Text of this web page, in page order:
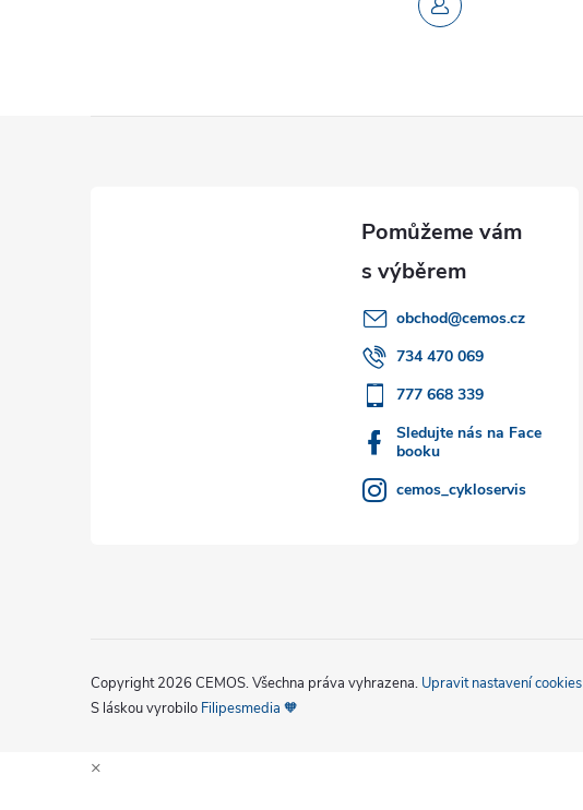
obchod@cemos.cz
734 470 069
777 668 339
Sledujte nás na Face
booku
cemos_cykloservis
Copyright 2026 CEMOS. Všechna práva vyhrazena. Upravit nastavení cookies
S láskou vyrobilo Filipesmedia 🧡
×